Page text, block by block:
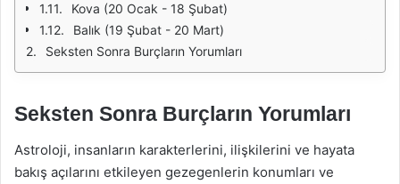
Kova (20 Ocak - 18 Şubat)
Balık (19 Şubat - 20 Mart)
Seksten Sonra Burçların Yorumları
Seksten Sonra Burçların Yorumları
Astroloji, insanların karakterlerini, ilişkilerini ve hayata
bakış açılarını etkileyen gezegenlerin konumları ve